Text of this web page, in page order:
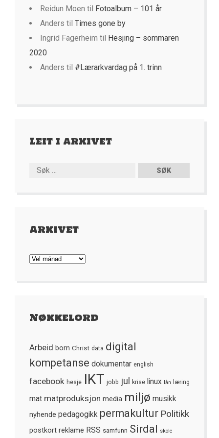
Reidun Moen til
Fotoalbum – 101 år
Anders til Times gone by
Ingrid Fagerheim til
Hesjing – sommaren
2020
Anders til #Lærarkvardag på 1. trinn
Leit i arkivet
Arkivet
Arkivet
Nøkkelord
Arbeid born Christ data digital
kompetanse dokumentar english
facebook hesje IKT jobb jul krise linux lån læring
mat matproduksjon media miljø musikk
nyhende pedagogikk permakultur Politikk
postkort reklame RSS samfunn Sirdal skole